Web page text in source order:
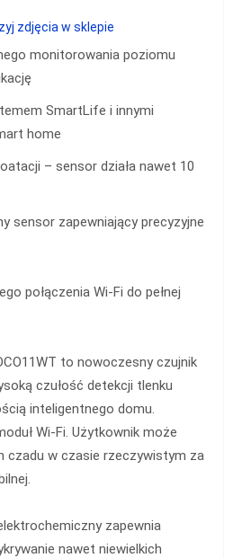
monitorowania poziomu
SmartLife i innymi
home
– sensor działa nawet 10
sensor zapewniający precyzyjne
połączenia Wi-Fi do pełnej
to nowoczesny czujnik
czułość detekcji tlenku
inteligentnego domu.
Wi-Fi. Użytkownik może
czadu w czasie rzeczywistym za
zapewnia
nawet niewielkich
zdjęcia w sklepie